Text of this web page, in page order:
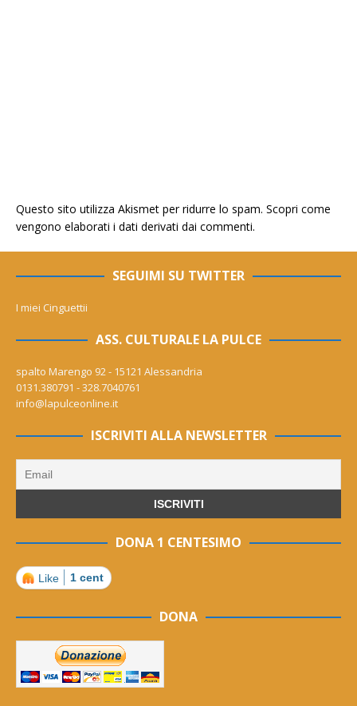
Questo sito utilizza Akismet per ridurre lo spam. Scopri come
vengono elaborati i dati derivati dai commenti.
SEGUIMI SU TWITTER
I miei Cinguettii
ASS. CULTURALE LA PULCE
spalto Marengo 92 - 15121 Alessandria
0131.380791 - 328.7040761
info@lapulceonline.it
ISCRIVITI ALLA NEWSLETTER
DONA 1 CENTESIMO
Like 1 cent
DONA